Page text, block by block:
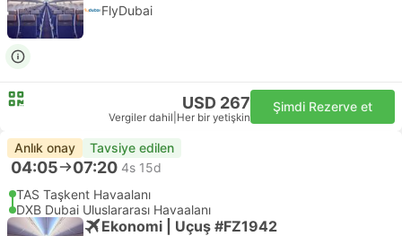
FlyDubai
USD 267
Vergiler dahil Her bir yetişkin
Şimdi Rezerve et
Anlık onay Tavsiye edilen
04:05 07:20 4s 15d
TAS Taşkent Havaalanı
DXB Dubai Uluslararası Havaalanı
Ekonomi | Uçuş #FZ1942